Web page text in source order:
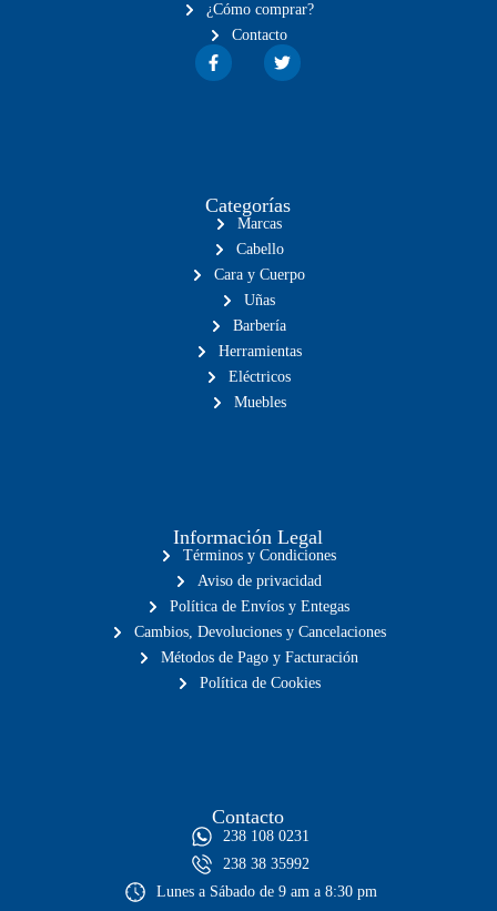
¿Cómo comprar?
Contacto
Categorías
Marcas
Cabello
Cara y Cuerpo
Uñas
Barbería
Herramientas
Eléctricos
Muebles
Información Legal
Términos y Condiciones
Aviso de privacidad
Política de Envíos y Entegas
Cambios, Devoluciones y Cancelaciones
Métodos de Pago y Facturación
Política de Cookies
Contacto
238 108 0231
238 38 35992
Lunes a Sábado de 9 am a 8:30 pm